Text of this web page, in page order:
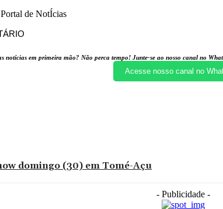
de NotÍcias
notícias em primeira mão? Não perca tempo! Junte-se ao nosso canal no
Acesse nosso canal no
domingo (30) em Tomé-Açu
- Publicidade -